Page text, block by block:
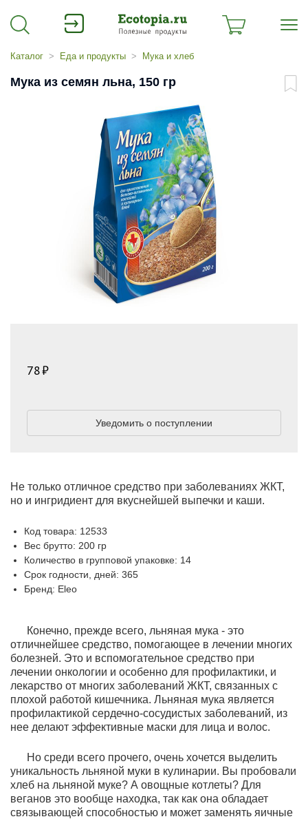
Каталог Еда и продукты Мука и хлеб
Мука из семян льна, 150 гр
Не только отличное средство при заболеваниях ЖКТ,
но и ингридиент для вкуснейшей выпечки и каши.
Код товара: 12533
Вес брутто: 200 гр
Количество в групповой упаковке: 14
Срок годности, дней: 365
Бренд: Eleo
78
Уведомить о поступлении
Конечно, прежде всего, льняная мука - это
отличнейшее средство, помогающее в лечении многих
болезней. Это и вспомогательное средство при
лечении онкологии и особенно для профилактики, и
лекарство от многих заболеваний ЖКТ, связанных с
плохой работой кишечника. Льняная мука является
профилактикой сердечно-сосудистых заболеваний, из
нее делают эффективные маски для лица и волос.
Но среди всего прочего, очень хочется выделить
уникальность льняной муки в кулинарии. Вы пробовали
хлеб на льняной муке? А овощные котлеты? Для
веганов это вообще находка, так как она обладает
связывающей способностью и может заменять яичные